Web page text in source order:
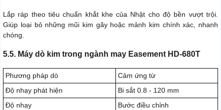
Lắp ráp theo tiêu chuẩn khắt khe của Nhật cho độ bền vượt trội.
Giúp loại bỏ những mũi kim gãy hoặc mảnh kim chính xác, nhanh
chóng.
5.5. Máy dò kim trong ngành may Easement HD-680T
Phương pháp dò
Cảm ứng từ
Độ nhạy phát hiện
Bi sắt 0.8 - 120 mm
Độ nhạy
Bước điều chỉnh